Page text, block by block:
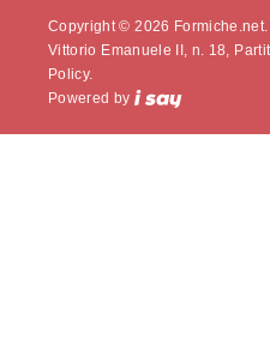
Copyright © 2026
Vittorio Emanuele II, n. 18,
Policy.
Powered by